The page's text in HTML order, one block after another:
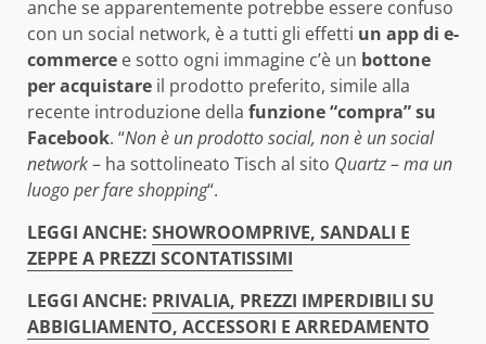
anche se apparentemente potrebbe essere confuso
con un social network, è a tutti gli effetti un app di e-
commerce e sotto ogni immagine c’è un bottone
per acquistare il prodotto preferito, simile alla
recente introduzione della funzione “compra” su
Facebook. “Non è un prodotto social, non è un social
network– ha sottolineato Tisch al sito Quartz–ma un
luogo per fare shopping“.
LEGGI ANCHE: SHOWROOMPRIVE, SANDALI E
ZEPPE A PREZZI SCONTATISSIMI
LEGGI ANCHE: PRIVALIA, PREZZI IMPERDIBILI SU
ABBIGLIAMENTO, ACCESSORI E ARREDAMENTO